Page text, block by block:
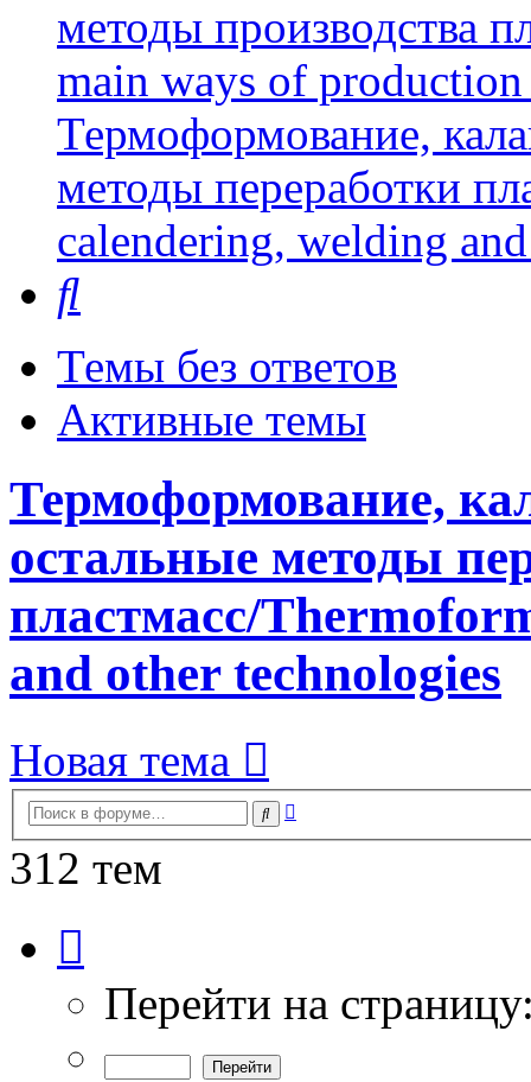
методы производства
main ways of
Термоформование,
методы переработки
calendering, welding
Темы без ответов
Активные темы
Термоформование,
остальные методы
пластмасс/
and other technologies
Новая тема
Поиск
312 тем
из
Перейти на